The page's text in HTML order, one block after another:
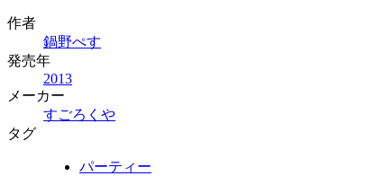
作者
鍋野ぺす
発売年
2013
メーカー
すごろくや
タグ
パーティー